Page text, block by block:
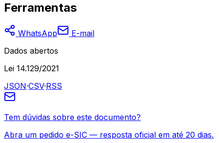
Ferramentas
WhatsApp
E-mail
Dados abertos
Lei 14.129/2021
JSON·CSV·RSS
Tem dúvidas sobre este documento?
Abra um pedido e-SIC — resposta oficial em até 20 dias.